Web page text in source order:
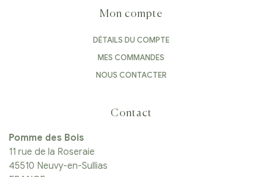
Mon compte
DÉTAILS DU COMPTE
MES COMMANDES
NOUS CONTACTER
Contact
Pomme des Bois
11 rue de la Roseraie
45510 Neuvy-en-Sullias